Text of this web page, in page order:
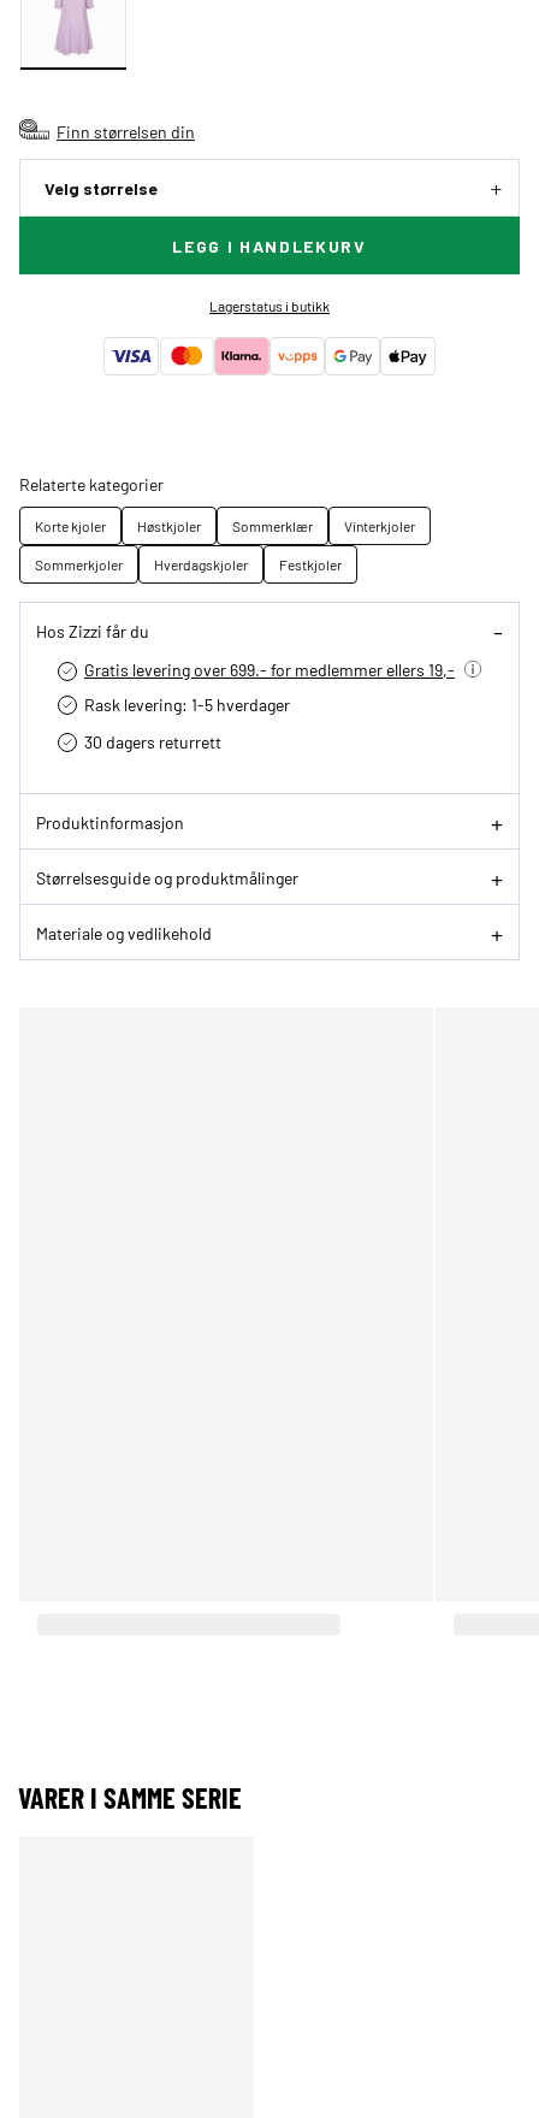
Finn størrelsen din
Velg størrelse
LEGG I HANDLEKURV
Lagerstatus i butikk
Relaterte kategorier
Korte kjoler Høstkjoler Sommerklær
Vinterkjoler
Sommerkjoler
Hverdagskjoler Festkjoler
Hos Zizzi får du
Gratis levering over 699.- for medlemmer ellers 19,-
Rask levering: 1-5 hverdager
30 dagers returrett
Produktinformasjon
Størrelsesguide og produktmålinger
Materiale og vedlikehold
VARER I SAMME SERIE